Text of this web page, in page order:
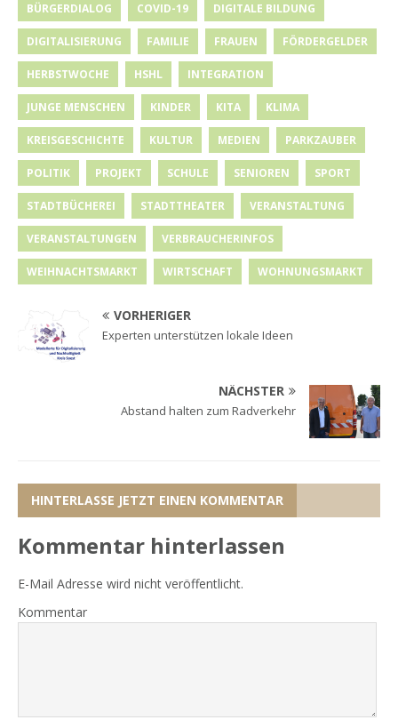
BÜRGERDIALOG COVID-19 DIGITALE BILDUNG
DIGITALISIERUNG FAMILIE FRAUEN FÖRDERGELDER
HERBSTWOCHE HSHL INTEGRATION
JUNGE MENSCHEN KINDER KITA KLIMA
KREISGESCHICHTE KULTUR MEDIEN PARKZAUBER
POLITIK PROJEKT SCHULE SENIOREN SPORT
STADTBÜCHEREI STADTTHEATER VERANSTALTUNG
VERANSTALTUNGEN VERBRAUCHERINFOS
WEIHNACHTSMARKT WIRTSCHAFT WOHNUNGSMARKT
VORHERIGER
Experten unterstützen lokale Ideen
NÄCHSTER
Abstand halten zum Radverkehr
HINTERLASSE JETZT EINEN KOMMENTAR
Kommentar hinterlassen
E-Mail Adresse wird nicht veröffentlicht.
Kommentar